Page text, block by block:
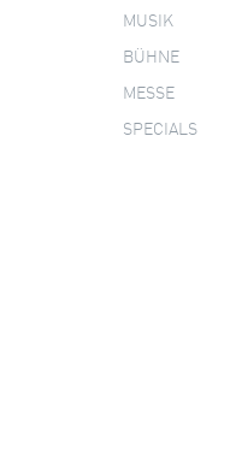
MUSIK
BÜHNE
MESSE
SPECIALS